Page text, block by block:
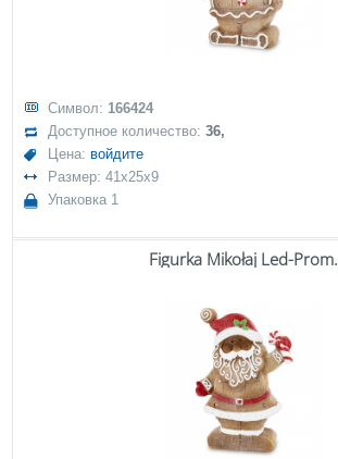
Символ: 166424
Доступное количество:36,
Цена: войдите
Размер: 41x25x9
Упаковка 1
Figurka Mikołaj Led-Prom.